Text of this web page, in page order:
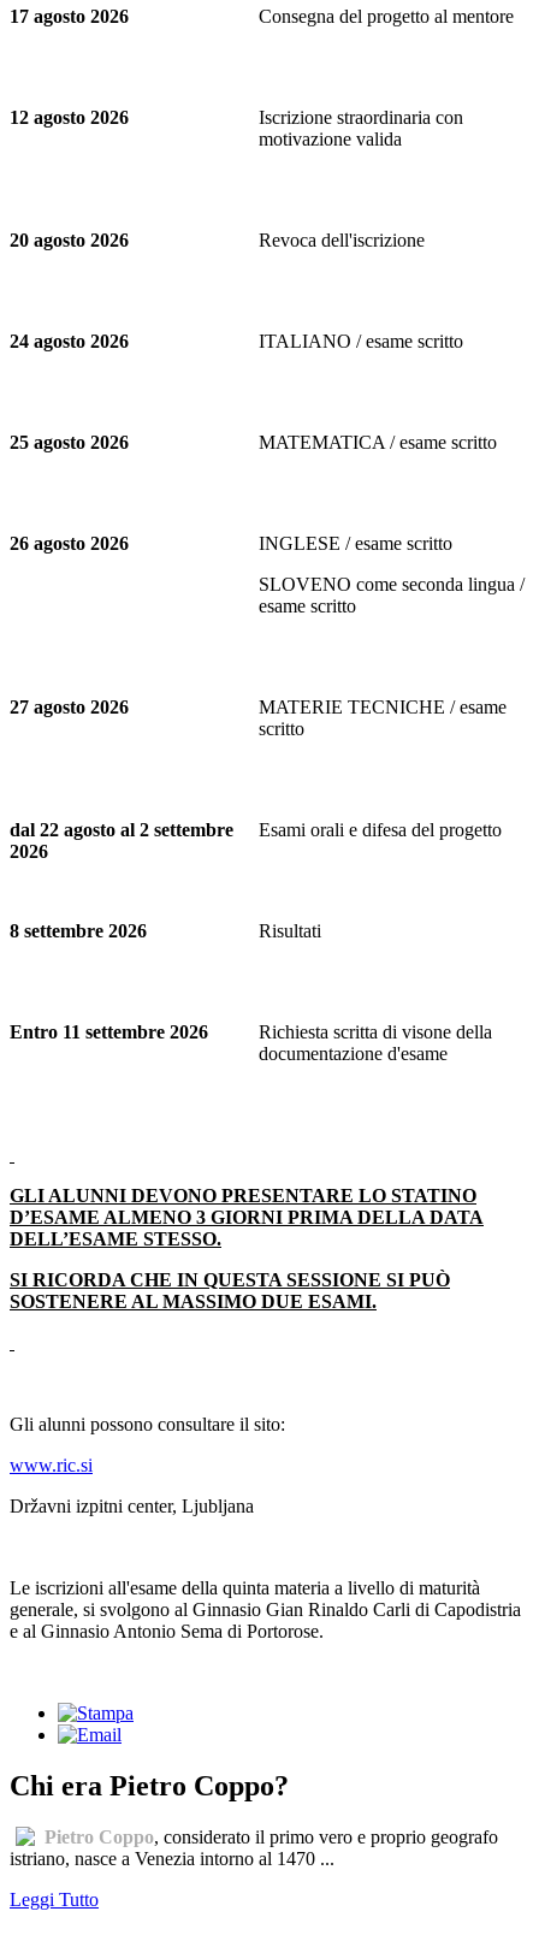
17 agosto 2026 Consegna del progetto al mentore
12 agosto 2026
Iscrizione straordinaria con
motivazione valida
20 agosto 2026 Revoca dell'iscrizione
24 agosto 2026 ITALIANO / esame scritto
25 agosto 2026 MATEMATICA / esame scritto
26 agosto 2026
INGLESE / esame scritto
SLOVENO come seconda lingua /
esame scritto
27 agosto 2026
MATERIE TECNICHE / esame
scritto
dal 22 agosto al 2 settembre
2026
Esami orali e difesa del progetto
8 settembre 2026 Risultati
Entro 11 settembre 2026
Richiesta scritta di visone della
documentazione d'esame
GLI ALUNNI DEVONO PRESENTARE LO STATINO
D’ESAME ALMENO 3 GIORNI PRIMA DELLA DATA
DELL’ESAME STESSO.
SI RICORDA CHE IN QUESTA SESSIONE SI PUÒ
SOSTENERE AL MASSIMO DUE ESAMI.
Gli alunni possono consultare il sito:
www.ric.si
Državni izpitni center, Ljubljana
Le iscrizioni all'esame della quinta materia a livello di maturità
generale, si svolgono al Ginnasio Gian Rinaldo Carli di Capodistria
e al Ginnasio Antonio Sema di Portorose.
Chi era Pietro Coppo?
Pietro Coppo, considerato il primo vero e proprio geografo
istriano, nasce a Venezia intorno al 1470 ...
Leggi Tutto